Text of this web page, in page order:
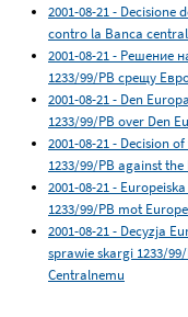
2001-08-21 - Decisione
contro la Banca
2001-08-21 - Решение
1233/99/PB срещу
2001-08-21 - Den
1233/99/PB over Den
2001-08-21 - Decision
1233/99/PB against
2001-08-21 -
1233/99/PB mot
2001-08-21 - Decyzja
sprawie skargi 1233/
Centralnemu